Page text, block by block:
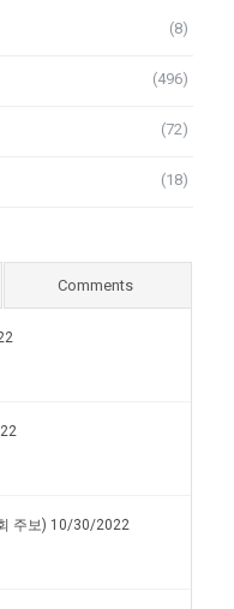
(8)
(496)
(72)
(18)
Comments
주보) 10/30/2022